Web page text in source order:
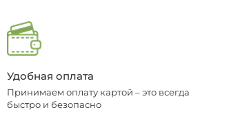
Удобная оплата
Принимаем оплату картой – это всегда
быстро и безопасно